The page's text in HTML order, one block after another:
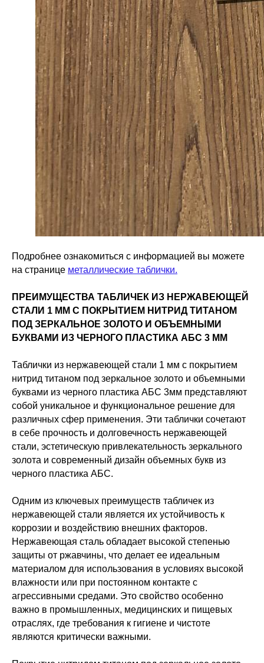
Подробнее ознакомиться с информацией вы можете
на странице металлические таблички.
ПРЕИМУЩЕСТВА ТАБЛИЧЕК ИЗ НЕРЖАВЕЮЩЕЙ
СТАЛИ 1 ММ С ПОКРЫТИЕМ НИТРИД ТИТАНОМ
ПОД ЗЕРКАЛЬНОЕ ЗОЛОТО И ОБЪЕМНЫМИ
БУКВАМИ ИЗ ЧЕРНОГО ПЛАСТИКА АБС 3 ММ
Таблички из нержавеющей стали 1 мм с покрытием
нитрид титаном под зеркальное золото и объемными
буквами из черного пластика АБС 3мм представляют
собой уникальное и функциональное решение для
различных сфер применения. Эти таблички сочетают
в себе прочность и долговечность нержавеющей
стали, эстетическую привлекательность зеркального
золота и современный дизайн объемных букв из
черного пластика АБС.
Одним из ключевых преимуществ табличек из
нержавеющей стали является их устойчивость к
коррозии и воздействию внешних факторов.
Нержавеющая сталь обладает высокой степенью
защиты от ржавчины, что делает ее идеальным
материалом для использования в условиях высокой
влажности или при постоянном контакте с
агрессивными средами. Это свойство особенно
важно в промышленных, медицинских и пищевых
отраслях, где требования к гигиене и чистоте
являются критически важными.